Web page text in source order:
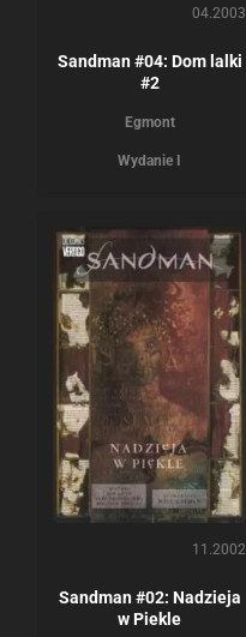
04.2003
Sandman #04: Dom lalki
#2
Egmont
Wydanie I
11.2002
Sandman #02: Nadzieja
w Piekle